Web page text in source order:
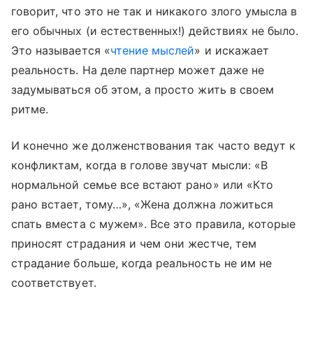
говорит, что это не так и никакого злого умысла в
его обычных (и естественных!) действиях не было.
Это называется «чтение мыслей» и искажает
реальность. На деле партнер может даже не
задумываться об этом, а просто жить в своем
ритме.
И конечно же долженствования так часто ведут к
конфликтам, когда в голове звучат мысли: «В
нормальной семье все встают рано» или «Кто
рано встает, тому…», «Жена должна ложиться
спать вместа с мужем». Все это правила, которые
приносят страдания и чем они жестче, тем
страдание больше, когда реальность не им не
соответствует.